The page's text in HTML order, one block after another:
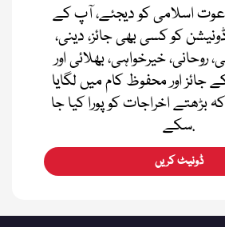
اسلامی کو دیجئے، آپ کے
کو کسی بھی جائز، دینی،
روحانی، خیرخواہی، بھلائی اور
جائز اور محفوظ کام میں لگایا
بڑھتے اخراجات کو پورا کیا جا
سکے.
ڈونیٹ کریں